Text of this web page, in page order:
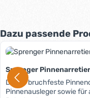
Produktgalerie
Dazu passende
Sprenger
Dieser bruchfeste
Pinnenausleger sowie für